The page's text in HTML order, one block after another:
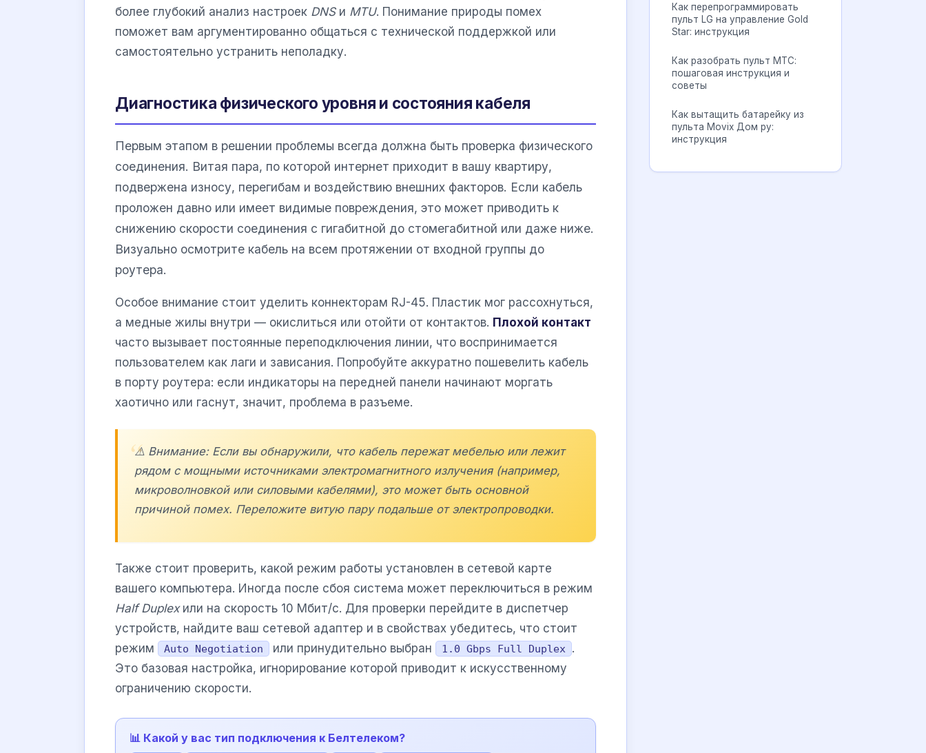
более глубокий анализ настроек DNSи MTU. Понимание природы помех
поможет вам аргументированно общаться с технической поддержкой или
самостоятельно устранить неполадку.
Диагностика физического уровня и состояния кабеля
Первым этапом в решении проблемы всегда должна быть проверка физического
соединения. Витая пара, по которой интернет приходит в вашу квартиру,
подвержена износу, перегибам и воздействию внешних факторов. Если кабель
проложен давно или имеет видимые повреждения, это может приводить к
снижению скорости соединения с гигабитной до стомегабитной или даже ниже.
Визуально осмотрите кабель на всем протяжении от входной группы до
роутера.
Особое внимание стоит уделить коннекторам RJ-45. Пластик мог рассохнуться,
а медные жилы внутри — окислиться или отойти от контактов. Плохой контакт
часто вызывает постоянные переподключения линии, что воспринимается
пользователем как лаги и зависания. Попробуйте аккуратно пошевелить кабель
в порту роутера: если индикаторы на передней панели начинают моргать
хаотично или гаснут, значит, проблема в разъеме.
⚠️ Внимание: Если вы обнаружили, что кабель пережат мебелью или лежит
рядом с мощными источниками электромагнитного излучения (например,
микроволновкой или силовыми кабелями), это может быть основной
причиной помех. Переложите витую пару подальше от электропроводки.
Также стоит проверить, какой режим работы установлен в сетевой карте
вашего компьютера. Иногда после сбоя система может переключиться в режим
Half Duplexили на скорость 10 Мбит/с. Для проверки перейдите в диспетчер
устройств, найдите ваш сетевой адаптер и в свойствах убедитесь, что стоит
режим
Auto Negotiation или принудительно выбран 1.0 Gbps Full Duplex
.
Это базовая настройка, игнорирование которой приводит к искусственному
ограничению скорости.
📊 Какой у вас тип подключения к Белтелеком?
Как перепрограммировать
пульт LG на управление Gold
Star: инструкция
Как разобрать пульт МТС:
пошаговая инструкция и
советы
Как вытащить батарейку из
пульта Movix Дом ру:
инструкция